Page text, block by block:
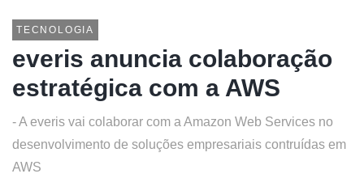
TECNOLOGIA
everis anuncia colaboração
estratégica com a AWS
- A everis vai colaborar com a Amazon Web Services no
desenvolvimento de soluções empresariais contruídas em
AWS